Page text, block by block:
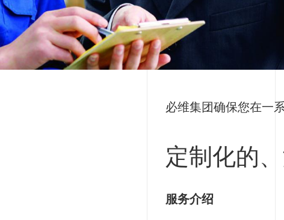
必维集团确保您在一
定制化的
服务介绍